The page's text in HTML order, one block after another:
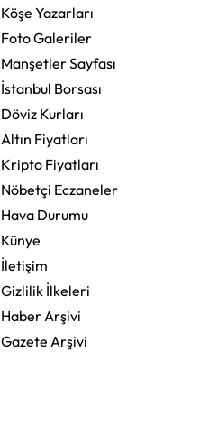
Köşe Yazarları
Foto Galeriler
Manşetler Sayfası
İstanbul Borsası
Döviz Kurları
Altın Fiyatları
Kripto Fiyatları
Nöbetçi Eczaneler
Hava Durumu
Künye
İletişim
Gizlilik İlkeleri
Haber Arşivi
Gazete Arşivi